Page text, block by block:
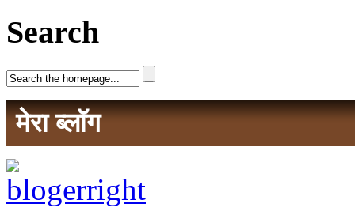
Search
मेरा ब्लॉग